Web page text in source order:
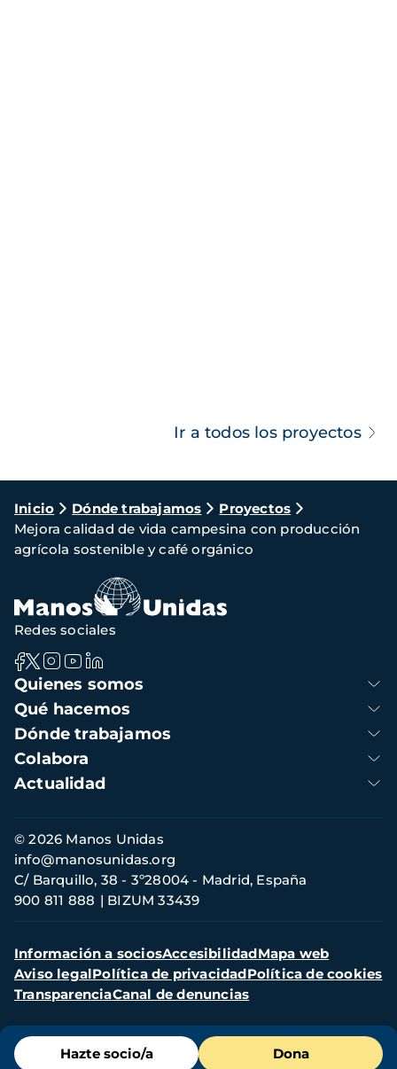
Ir a todos los proyectos
Ruta
de
navegación
Inicio Dónde trabajamos
Proyectos
Mejora calidad de vida campesina con producción
agrícola sostenible y café orgánico
Menú
de
Hazte socio/a Dona
Navegación
principal
Quienes somos
Qué hacemos
Dónde trabajamos
Colabora
Actualidad
Redes sociales
Información
de
contacto
© 2026 Manos Unidas
C/ Barquillo, 38 - 3º28004 - Madrid, España
900 811 888
BIZUM 33439
info@manosunidas.org
Menú
secundario
Información a sociosAccesibilidadMapa web
Aviso legalPolítica de privacidadPolítica de cookies
TransparenciaCanal de denuncias